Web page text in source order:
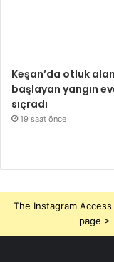
Keşan’da otluk
başlayan yangın
sıçradı
19 saat önce
The Instagram
page